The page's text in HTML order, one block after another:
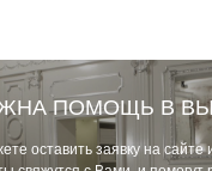
ПОМОЩЬ В
оставить заявку на сайте